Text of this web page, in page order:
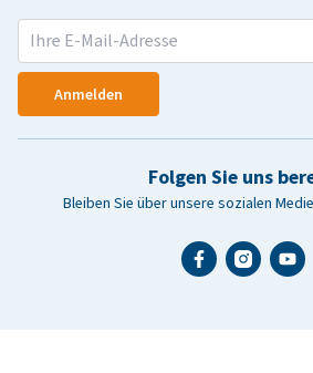
Anmelden
Folgen Sie uns
Bleiben Sie über unsere sozialen